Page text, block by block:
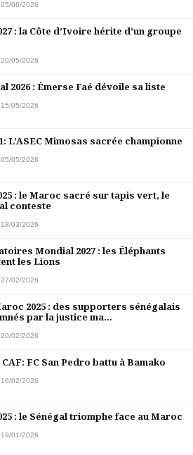
05/06/2026
: la Côte d’Ivoire hérite d’un groupe
20/05/2026
2026 : Émerse Faé dévoile sa liste
15/05/2026
L’ASEC Mimosas sacrée championne
05/05/2026
: le Maroc sacré sur tapis vert, le
conteste
18/03/2026
Mondial 2027 : les Éléphants
les Lions
27/02/2026
2025 : des supporters sénégalais
par la justice ma...
20/02/2026
CAF: FC San Pedro battu à Bamako
16/02/2026
: le Sénégal triomphe face au Maroc
19/01/2026